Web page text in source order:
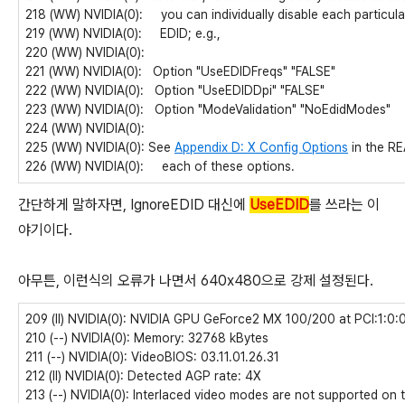
218 (WW) NVIDIA(0): you can individually disable each
219 (WW) NVIDIA(0): EDID; e.g.,
220 (WW) NVIDIA(0):
221 (WW) NVIDIA(0): Option "UseEDIDFreqs" "FALSE"
222 (WW) NVIDIA(0): Option "UseEDIDDpi" "FALSE"
223 (WW) NVIDIA(0): Option "ModeValidation" "NoEdidModes"
224 (WW) NVIDIA(0):
225 (WW) NVIDIA(0): See Appendix D: X Config Options in the
226 (WW) NVIDIA(0): each of these options.
간단하게 말하자면, IgnoreEDID 대신에 UseEDID를 쓰라는 이
야기이다.
아무튼, 이런식의 오류가 나면서 640x480으로 강제 설정된다.
209 (II) NVIDIA(0): NVIDIA GPU GeForce2 MX 100/200 at
210 (--) NVIDIA(0): Memory: 32768 kBytes
211 (--) NVIDIA(0): VideoBIOS: 03.11.01.26.31
212 (II) NVIDIA(0): Detected AGP rate: 4X
213 (--) NVIDIA(0): Interlaced video modes are not supported on